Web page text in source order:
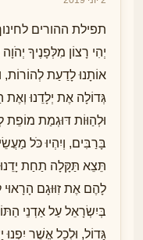
תפילת ההורים
יְהִי רָצוֹן מִלְּפָנֶיךָ
אוֹתָנוּ לָדַעַת
גְּדוֹלָה אֶת יְלָדֵנוּ
וּלְהַוּוֹת דּוּגְמַת מוֹפֵת
בָּרַבִּים, וְיִהְיוּ כֹּל
תֵּצֵא תַּקָּלָה תַחַת
לָהֶם אֶת זִוּוּגָם הָרָאוּי
בְּיִשְׂרָאֵל עַל אַדְנֵי
גָּדוֹל, וּלְכָל אֲשֶׁר יִפְנוּ